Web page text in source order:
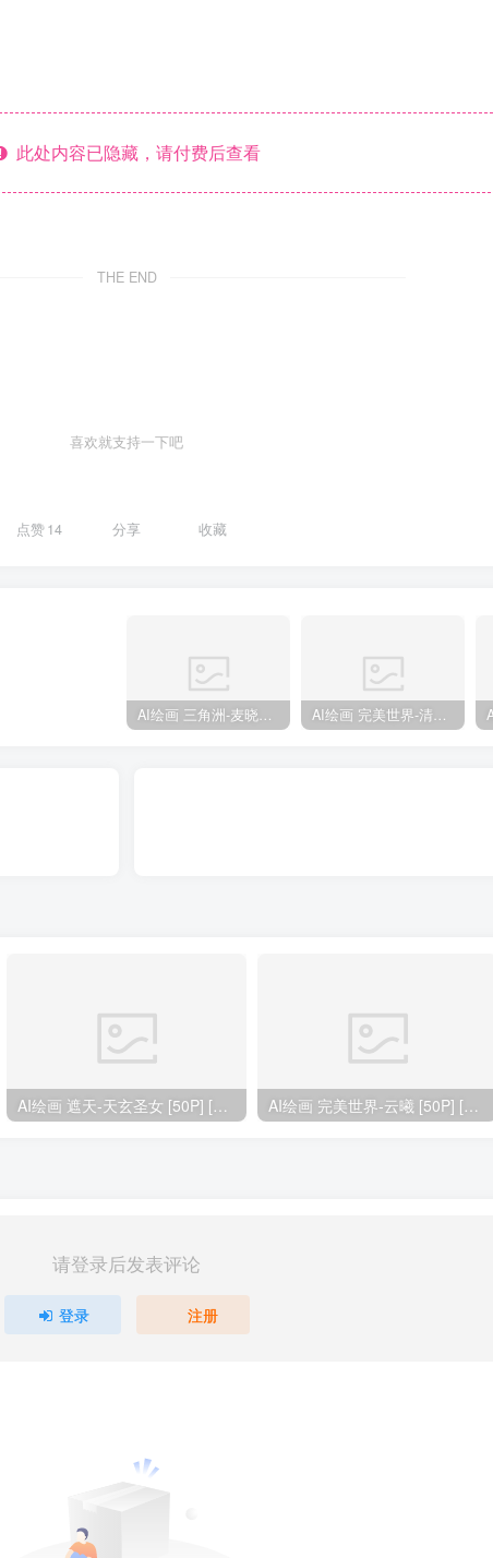
此处内容已隐藏，请付费后查看
THE END
喜欢就支持一下吧
点赞14 分享 收藏
AI绘画 三角洲-麦晓雯 [15P] [57M] AI绘画 完美世界-清漪 [86P] [1173M]
AI绘画 遮天-天玄圣女 [50P] [326M] AI绘画 完美世界-云曦 [50P] [258M]
请登录后发表评论
登录 注册